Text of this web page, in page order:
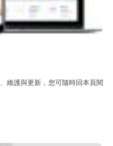
維護與更新，您可隨時回本頁閱